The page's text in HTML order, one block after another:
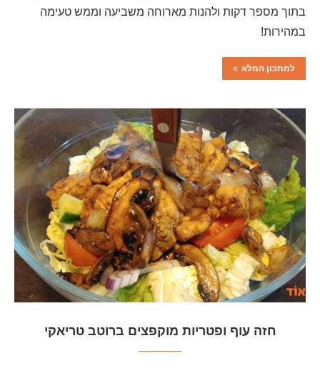
בתוך מספר דקות ולהנות מארוחה משביעה וממש טעימה
במהירות!
למתכון המלא
חזה עוף ופטריות מוקפצים ברוטב טריאקי